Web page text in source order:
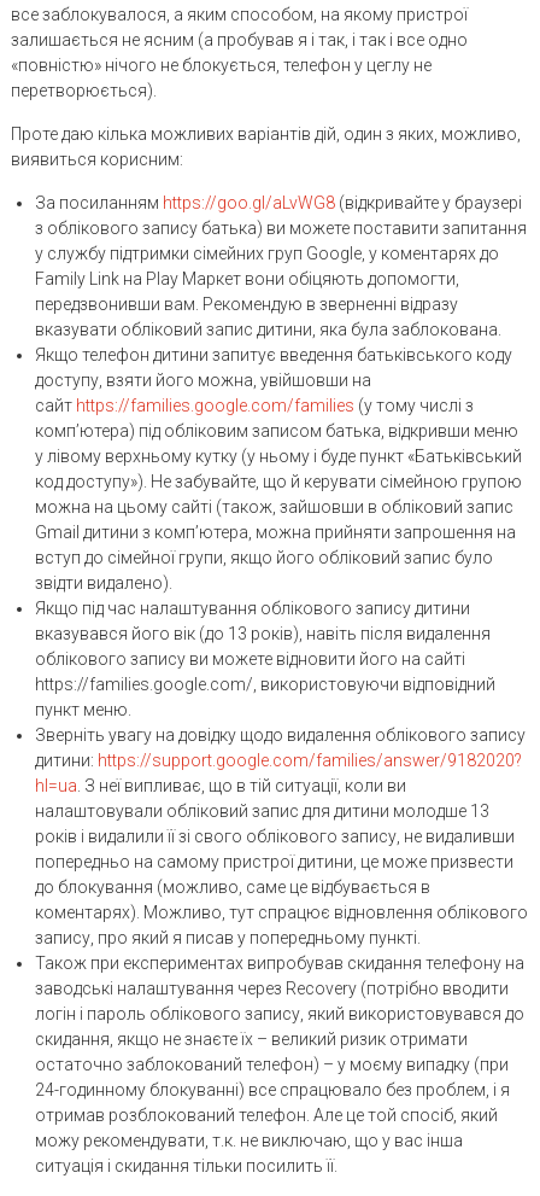
все заблокувалося, а яким способом, на якому пристрої
залишається не ясним (а пробував я і так, і так і все одно
«повністю» нічого не блокується, телефон у цеглу не
перетворюється).
Проте даю кілька можливих варіантів дій, один з яких, можливо,
виявиться корисним:
За посиланням https://goo.gl/aLvWG8(відкривайте у браузері
з облікового запису батька) ви можете поставити запитання
у службу підтримки сімейних груп Google, у коментарях до
Family Link на Play Маркет вони обіцяють допомогти,
передзвонивши вам. Рекомендую в зверненні відразу
вказувати обліковий запис дитини, яка була заблокована.
Якщо телефон дитини запитує введення батьківського коду
доступу, взяти його можна, увійшовши на
сайт https://families.google.com/families (у тому числі з
комп’ютера) під обліковим записом батька, відкривши меню
у лівому верхньому кутку (у ньому і буде пункт «Батьківський
код доступу»). Не забувайте, що й керувати сімейною групою
можна на цьому сайті (також, зайшовши в обліковий запис
Gmail дитини з комп’ютера, можна прийняти запрошення на
вступ до сімейної групи, якщо його обліковий запис було
звідти видалено).
Якщо під час налаштування облікового запису дитини
вказувався його вік (до 13 років), навіть після видалення
облікового запису ви можете відновити його на сайті
https://families.google.com/, використовуючи відповідний
пункт меню.
Зверніть увагу на довідку щодо видалення облікового запису
дитини: https://support.google.com/families/answer/9182020?
hl=ua . З неї випливає, що в тій ситуації, коли ви
налаштовували обліковий запис для дитини молодше 13
років і видалили її зі свого облікового запису, не видаливши
попередньо на самому пристрої дитини, це може призвести
до блокування (можливо, саме це відбувається в
коментарях). Можливо, тут спрацює відновлення облікового
запису, про який я писав у попередньому пункті.
Також при експериментах випробував скидання телефону на
заводські налаштування через Recovery (потрібно вводити
логін і пароль облікового запису, який використовувався до
скидання, якщо не знаєте їх – великий ризик отримати
остаточно заблокований телефон) – у моєму випадку (при
24-годинному блокуванні) все спрацювало без проблем, і я
отримав розблокований телефон. Але це той спосіб, який
можу рекомендувати, т.к. не виключаю, що у вас інша
ситуація і скидання тільки посилить її.